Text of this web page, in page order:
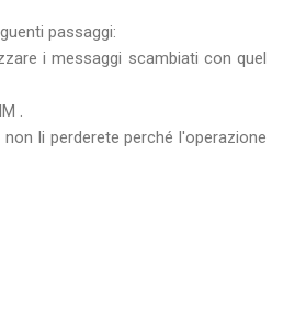
passaggi:
i messaggi scambiati con quel
.
li perderete perché l'operazione